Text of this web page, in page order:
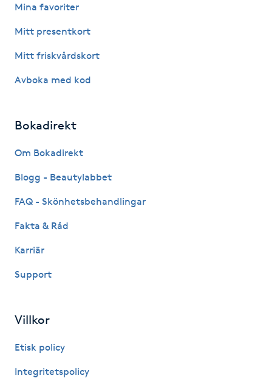
Liktornar
LPG
LPG-massage
Lymfmassage
Läpptatuering
Mina favoriter
Mitt presentkort
Mitt friskvårdskort
Avboka med kod
Bokadirekt
Om Bokadirekt
Blogg - Beautylabbet
FAQ - Skönhetsbehandlingar
Fakta & Råd
Karriär
Support
Villkor
Etisk policy
Integritetspolicy